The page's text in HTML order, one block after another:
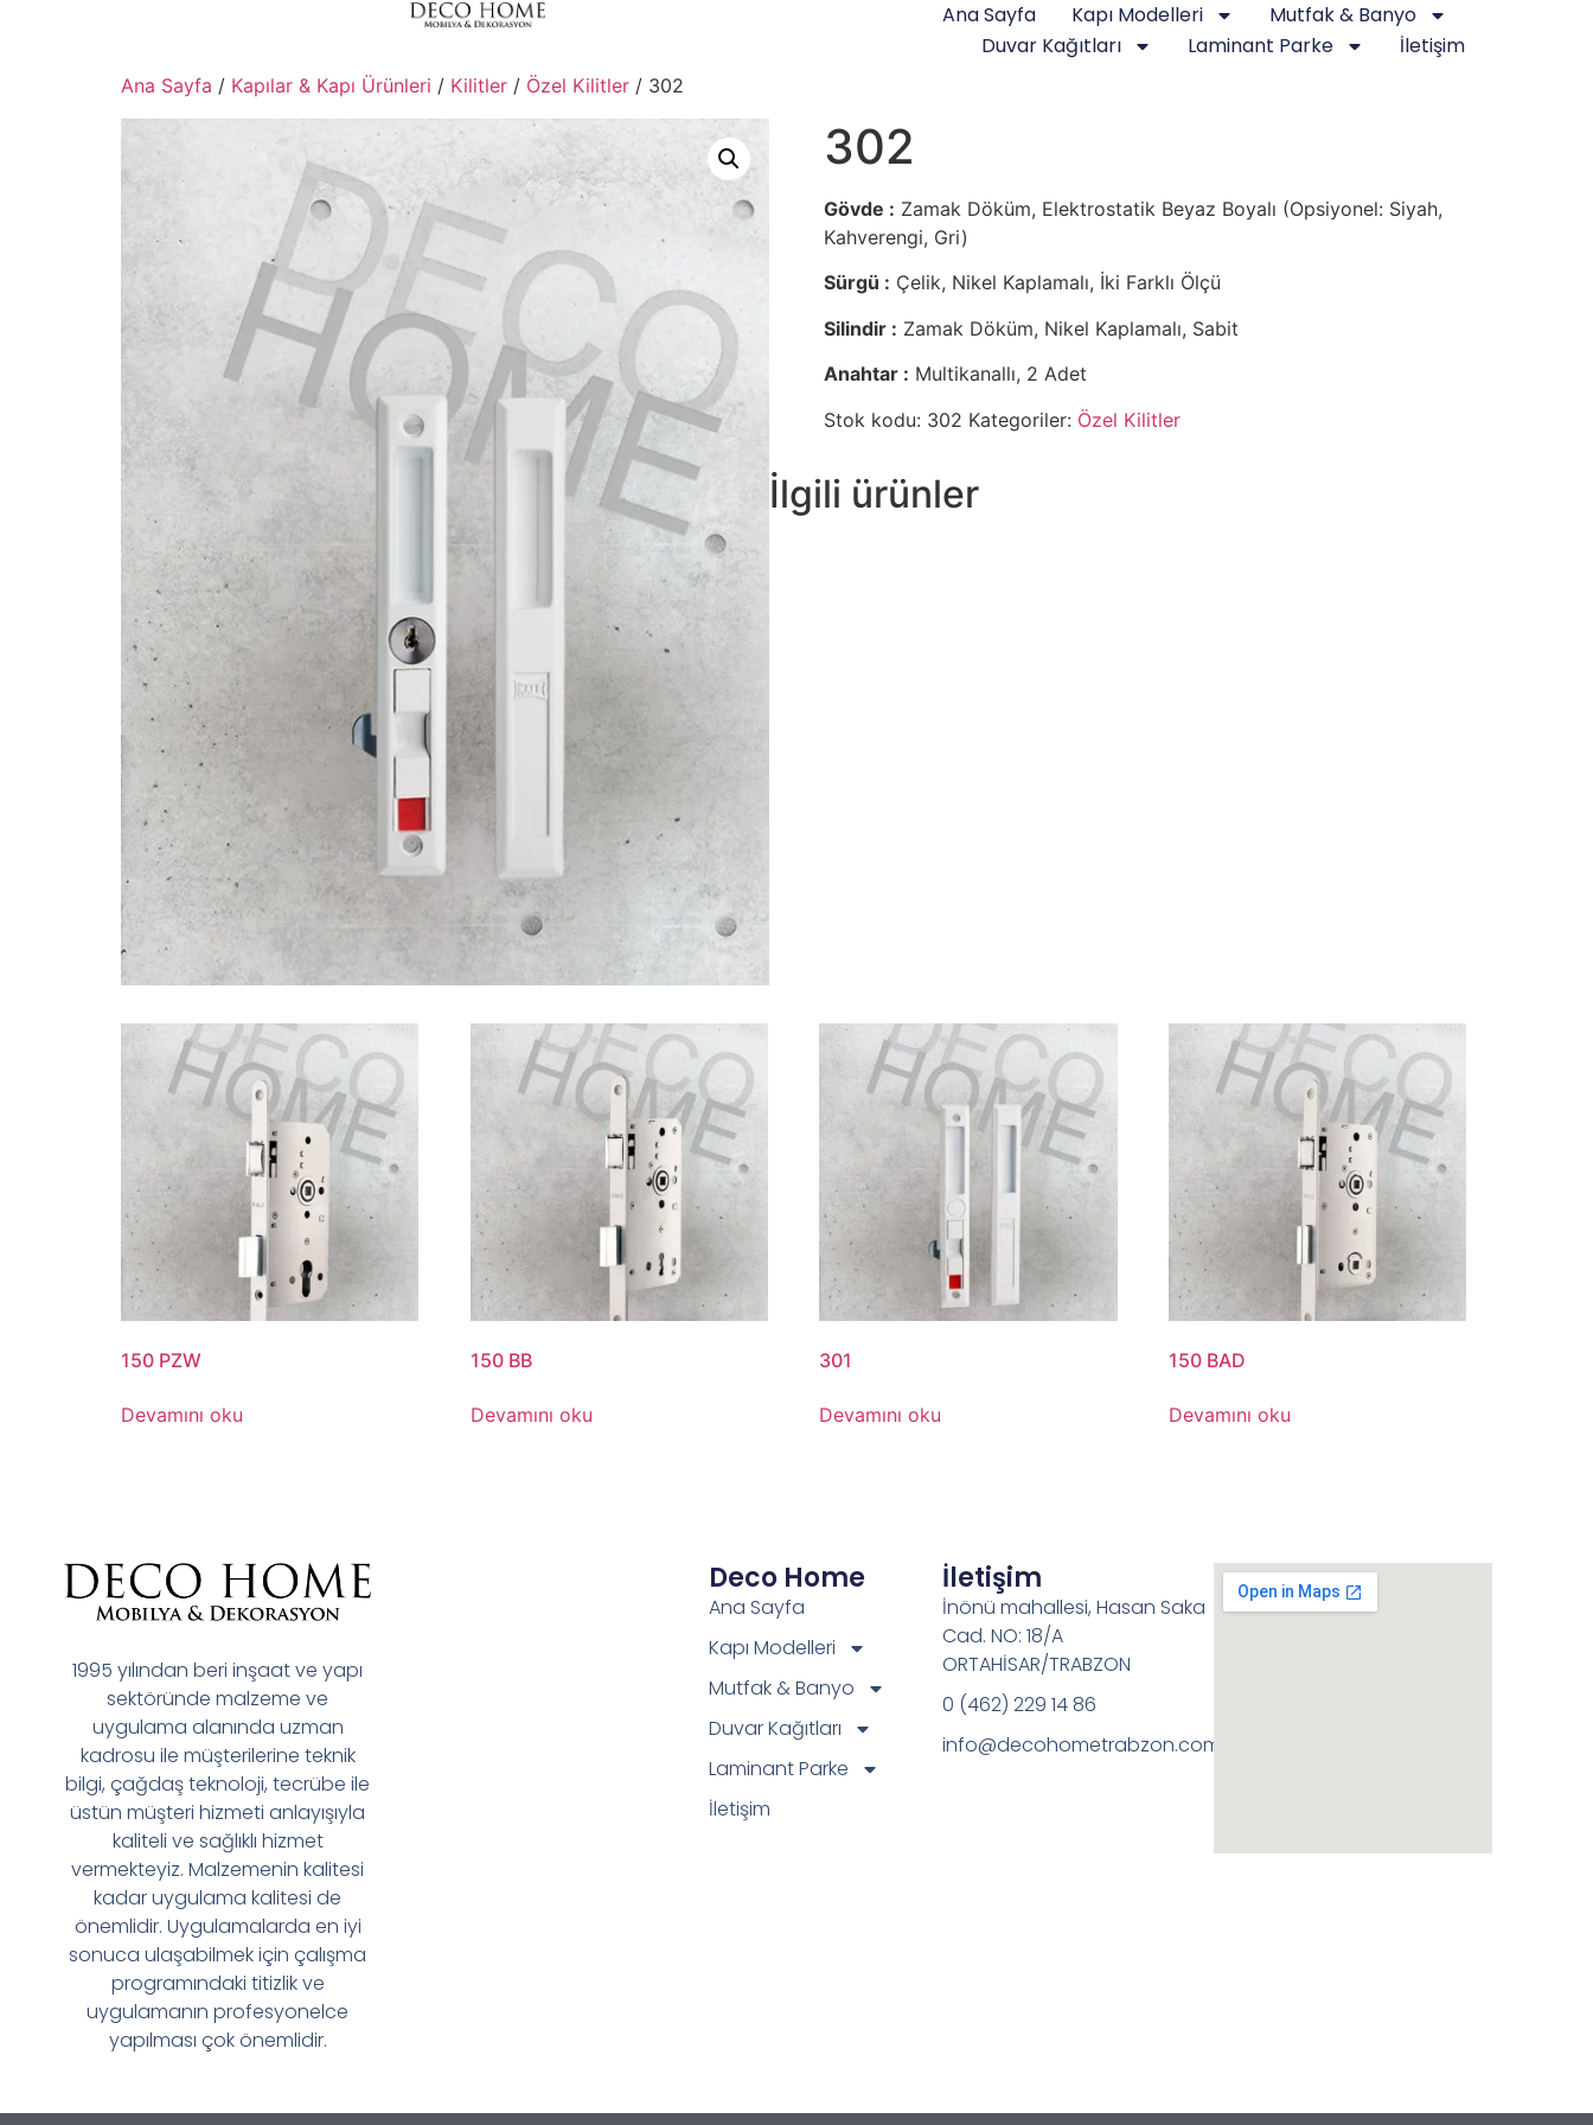
Ana Sayfa Kapı Modelleri
Mutfak & Banyo
Duvar Kağıtları
Laminant Parke İletişim
Ana Sayfa / Kapılar & Kapı Ürünleri / Kilitler / Özel Kilitler / 302
302
Gövde : Zamak Döküm, Elektrostatik Beyaz Boyalı (Opsiyonel: Siyah,
Kahverengi, Gri)
Sürgü : Çelik, Nikel Kaplamalı, İki Farklı Ölçü
Silindir : Zamak Döküm, Nikel Kaplamalı, Sabit
Anahtar : Multikanallı, 2 Adet
Stok kodu: 302 Kategoriler: Özel Kilitler
İlgili ürünler
150 PZW
Devamını oku
150 BB
Devamını oku
301
Devamını oku
150 BAD
Devamını oku
1995 yılından beri inşaat ve yapı
sektöründe malzeme ve
uygulama alanında uzman
kadrosu ile müşterilerine teknik
bilgi, çağdaş teknoloji, tecrübe ile
üstün müşteri hizmeti anlayışıyla
kaliteli ve sağlıklı hizmet
vermekteyiz. Malzemenin kalitesi
kadar uygulama kalitesi de
önemlidir. Uygulamalarda en iyi
sonuca ulaşabilmek için çalışma
programındaki titizlik ve
uygulamanın profesyonelce
yapılması çok önemlidir.
Deco Home
Ana Sayfa
Kapı Modelleri
Mutfak & Banyo
Duvar Kağıtları
Laminant Parke
İletişim
İletişim
İnönü mahallesi, Hasan Saka
Cad. NO: 18/A
ORTAHİSAR/TRABZON
0 (462) 229 14 86
info@decohometrabzon.com